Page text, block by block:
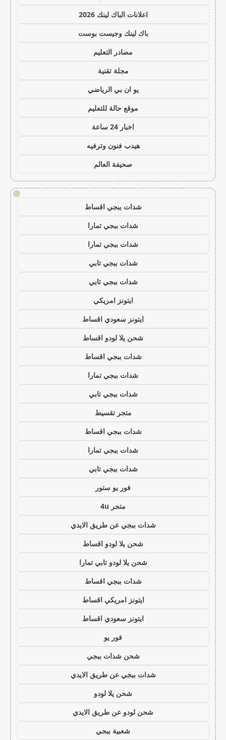
اعلانات الباك لينك 2026
باك لينك وجيست بوست
مصادر التعليم
مجلة تقنية
يو ان بي الرياضي
موقع حالة للتعليم
اخبار 24 ساعة
هيدب فنون وترفيه
صحيفة العالم
!
شدات ببجي اقساط
شدات ببجي تمارا
شدات ببجي تمارا
شدات ببجي تابي
شدات ببجي تابي
ايتونز امريكي
ايتونز سعودي اقساط
شحن يلا لودو اقساط
شدات ببجي اقساط
شدات ببجي تمارا
شدات ببجي تابي
متجر تقسيط
شدات ببجي اقساط
شدات ببجي تمارا
شدات ببجي تابي
فور يو ستور
متجر 4u
شدات ببجي عن طريق الايدي
شحن يلا لودو اقساط
شحن يلا لودو تابي تمارا
شدات ببجي اقساط
ايتونز امريكي اقساط
ايتونز سعودي اقساط
فور يو
شحن شدات ببجي
شدات ببجي عن طريق الايدي
شحن يلا لودو
شحن لودو عن طريق الايدي
شعبية ببجي